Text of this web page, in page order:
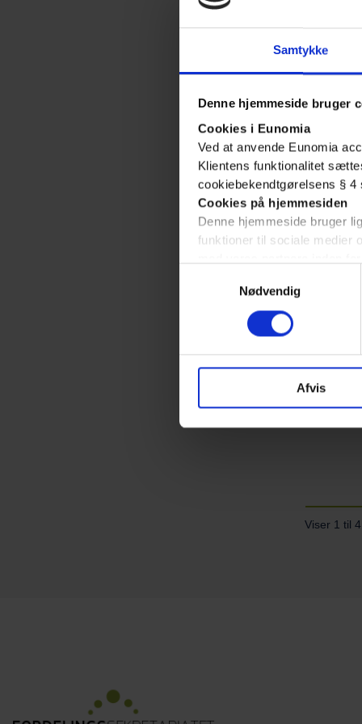
Samtykke
Denne hjemmeside bruger
Cookies i Eunomia
Ved at anvende Eunomia
Klientens funktionalitet
cookiebekendtgørelsens §
Cookies på hjemmesiden
Denne hjemmeside bruger
funktioner til sociale medier
Nødvendig
Afvis
Ved
om
Maj
Viser 1 til